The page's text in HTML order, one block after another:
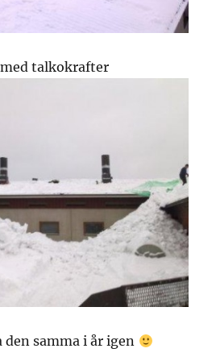
talkokrafter
samma i år igen